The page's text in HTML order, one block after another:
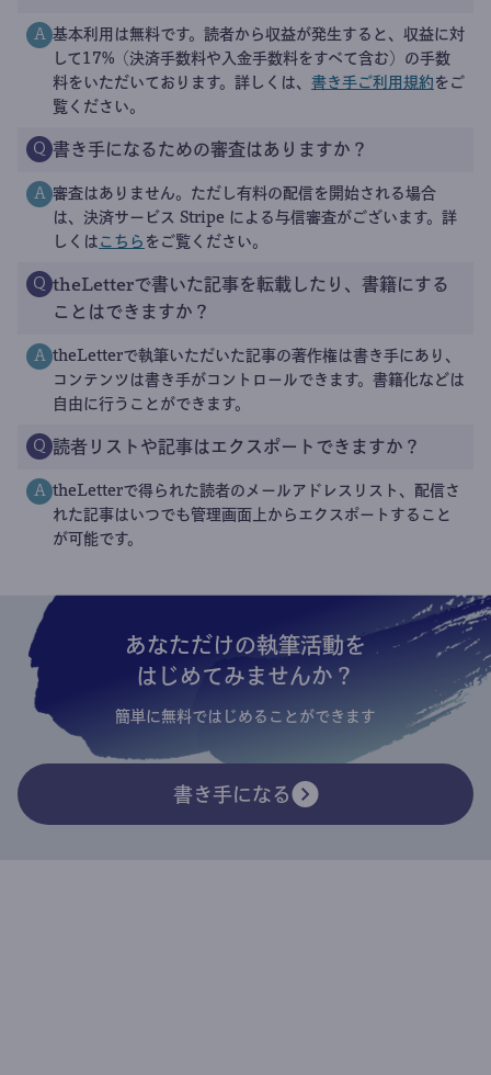
A 基本利用は無料です。読者から収益が発生すると、収益に対
して17%（決済手数料や入金手数料をすべて含む）の手数
料をいただいております。詳しくは、 書き手ご利用規約 をご
覧ください。
Q 書き手になるための審査はありますか？
A 審査はありません。ただし有料の配信を開始される場合
は、決済サービス Stripe による与信審査がございます。詳
しくは こちら をご覧ください。
Q theLetterで書いた記事を転載したり、書籍にする
ことはできますか？
A theLetterで執筆いただいた記事の著作権は書き手にあり、
コンテンツは書き手がコントロールできます。書籍化などは
自由に行うことができます。
Q 読者リストや記事はエクスポートできますか？
A theLetterで得られた読者のメールアドレスリスト、配信さ
れた記事はいつでも管理画面上からエクスポートすること
が可能です。
あなただけの執筆活動を
はじめてみませんか？
簡単に無料ではじめることができます
書き手になる